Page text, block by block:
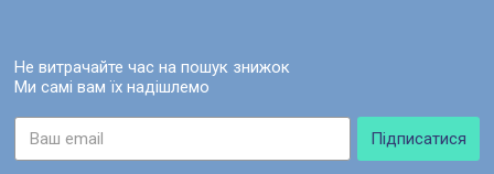
Не витрачайте час на пошук знижок
Ми самі вам їх надішлемо